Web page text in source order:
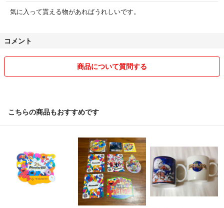
気に入って貰える物があればうれしいです。
コメント
商品について質問する
こちらの商品もおすすめです